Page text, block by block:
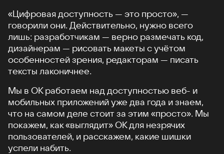
«Цифровая доступность — это просто», —
говорили они. Действительно, нужно всего
лишь: разработчикам — верно размечать код,
дизайнерам — рисовать макеты с учётом
особенностей зрения, редакторам — писать
тексты лаконичнее.
Мы в ОК работаем над доступностью веб- и
мобильных приложений уже два года и знаем,
что на самом деле стоит за этим «просто». Мы
покажем, как «выглядит» ОК для незрячих
пользователей, и расскажем, какие шишки
успели набить.